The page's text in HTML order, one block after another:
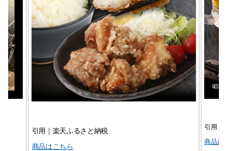
引用｜楽天ふるさと納税
商品はこちら
引用｜
商品は